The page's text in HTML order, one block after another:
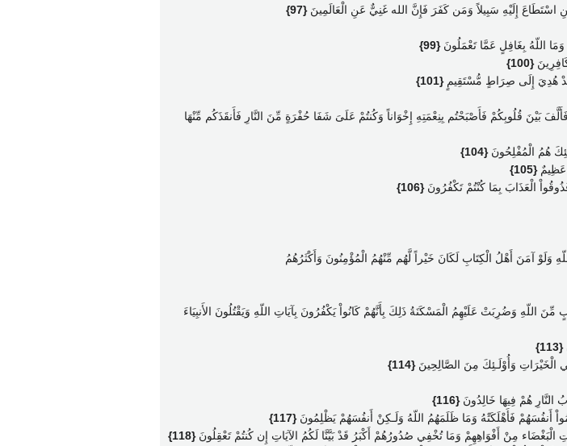
اسْتَطَاعَ إِلَيْهِ سَبِيلاً وَمَن كَفَرَ فَإِنَّ الله غَنِيٌّ عَنِ الْعَالَمِينَ{97}
اللّهُ بِغَافِلٍ عَمَّا تَعْمَلُونَ{99}
كَافِرِينَ{100}
هُدِيَ إِلَى صِرَاطٍ مُّسْتَقِيمٍ{101}
بَيْنَ قُلُوبِكُمْ فَأَصْبَحْتُم بِنِعْمَتِهِ إِخْوَاناً وَكُنتُمْ عَلَىَ شَفَا حُفْرَةٍ مِّنَ النَّارِ فَأَنقَذَكُم مِّنْهَا
هُمُ الْمُفْلِحُونَ{104}
عَظِيمٌ{105}
الْعَذَابَ بِمَا كُنْتُمْ تَكْفُرُونَ{106}
وَلَوْ آمَنَ أَهْلُ الْكِتَابِ لَكَانَ خَيْراً لَّهُم مِّنْهُمُ الْمُؤْمِنُونَ وَأَكْثَرُهُمُ
اللّهِ وَضُرِبَتْ عَلَيْهِمُ الْمَسْكَنَةُ ذَلِكَ بِأَنَّهُمْ كَانُواْ يَكْفُرُونَ بِآيَاتِ اللّهِ وَيَقْتُلُونَ الأَنبِيَاءَ
{113}
الْخَيْرَاتِ وَأُوْلَـئِكَ مِنَ الصَّالِحِينَ{114}
النَّارِ هُمْ فِيهَا خَالِدُونَ{116}
أَنفُسَهُمْ فَأَهْلَكَتْهُ وَمَا ظَلَمَهُمُ اللّهُ وَلَـكِنْ أَنفُسَهُمْ يَظْلِمُونَ{117}
الْبَغْضَاء مِنْ أَفْوَاهِهِمْ وَمَا تُخْفِي صُدُورُهُمْ أَكْبَرُ قَدْ بَيَّنَّا لَكُمُ الآيَاتِ إِن كُنتُمْ تَعْقِلُونَ{118}